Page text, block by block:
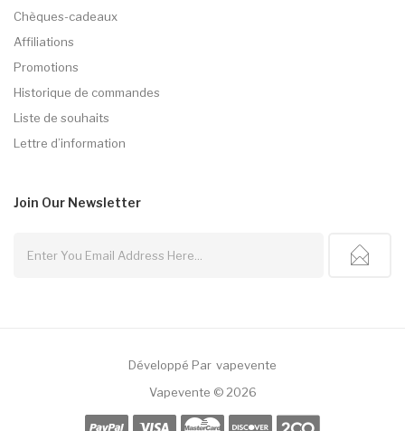
Chèques-cadeaux
Affiliations
Promotions
Historique de commandes
Liste de souhaits
Lettre d’information
Join Our Newsletter
Développé Par Vapevente
Vapevente © 2026